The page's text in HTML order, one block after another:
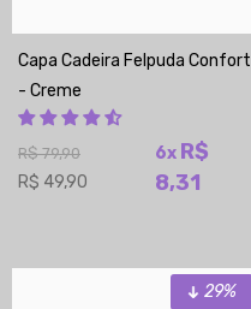
Capa Cadeira Felpuda Confort
- Creme
R$ 79,90
R$ 49,90
6x R$
8,31
29%